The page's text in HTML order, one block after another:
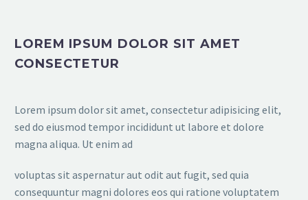
LOREM IPSUM DOLOR SIT AMET
CONSECTETUR
Lorem ipsum dolor sit amet, consectetur adipisicing elit,
sed do eiusmod tempor incididunt ut labore et dolore
magna aliqua. Ut enim ad
voluptas sit aspernatur aut odit aut fugit, sed quia
consequuntur magni dolores eos qui ratione voluptatem